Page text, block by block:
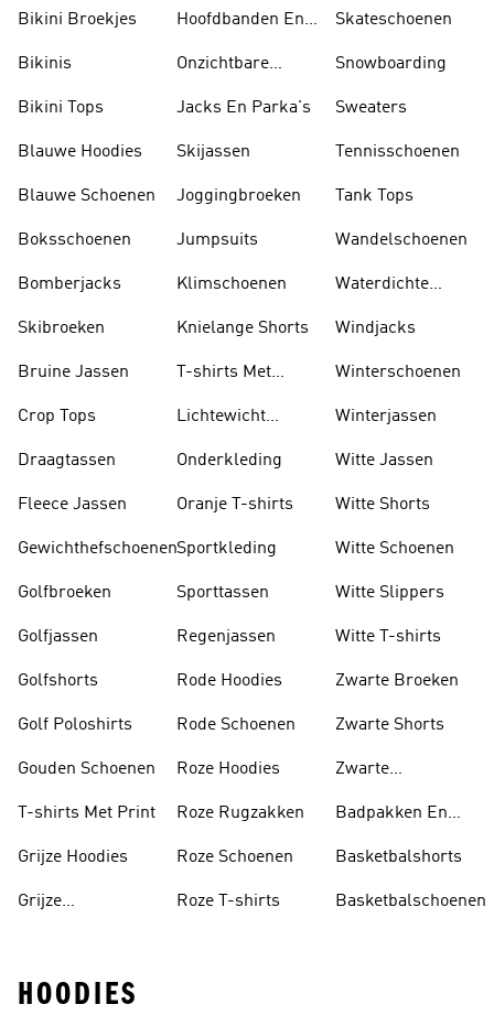
Bikini Broekjes
Bikinis
Bikini Tops
Blauwe Hoodies
Blauwe Schoenen
Boksschoenen
Bomberjacks
Skibroeken
Bruine Jassen
Crop Tops
Draagtassen
Fleece Jassen
Gewichthefschoenen
Golfbroeken
Golfjassen
Golfshorts
Golf Poloshirts
Gouden Schoenen
T-shirts Met Print
Grijze Hoodies
Grijze
Hoofdbanden En
Onzichtbare
Jacks En Parka's
Skijassen
Joggingbroeken
Jumpsuits
Klimschoenen
Knielange Shorts
T-shirts Met
Lichtewicht
Onderkleding
Oranje T-shirts
Sportkleding
Sporttassen
Regenjassen
Rode Hoodies
Rode Schoenen
Roze Hoodies
Roze Rugzakken
Roze Schoenen
Roze T-shirts
Skateschoenen
Snowboarding
Sweaters
Tennisschoenen
Tank Tops
Wandelschoenen
Waterdichte
Windjacks
Winterschoenen
Winterjassen
Witte Jassen
Witte Shorts
Witte Schoenen
Witte Slippers
Witte T-shirts
Zwarte Broeken
Zwarte Shorts
Zwarte
Badpakken En
Basketbalshorts
Basketbalschoenen
HOODIES